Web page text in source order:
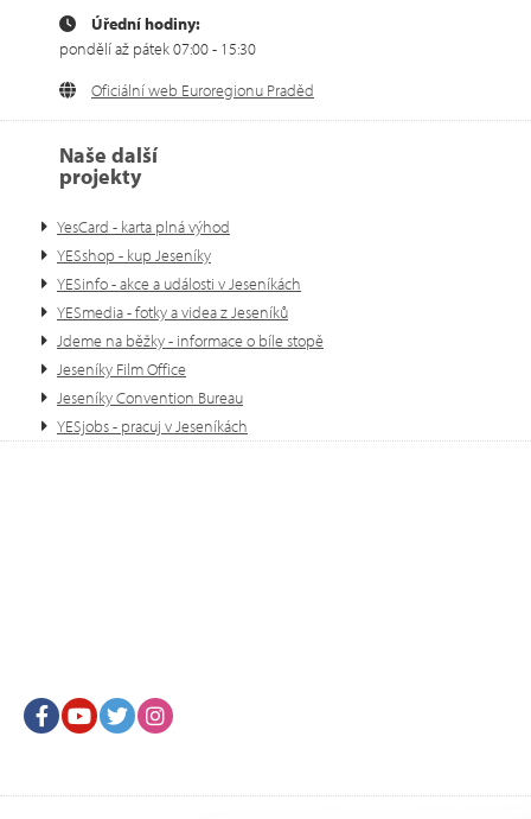
Úřední hodiny:
pondělí až pátek 07:00 - 15:30
Oficiální web Euroregionu Praděd
Naše další
projekty
YesCard - karta plná výhod
YESshop - kup Jeseníky
YESinfo - akce a události v Jeseníkách
YESmedia - fotky a videa z Jeseníků
Jdeme na běžky - informace o bíle stopě
Jeseníky Film Office
Jeseníky Convention Bureau
YESjobs - pracuj v Jeseníkách
FacebookYoutubeTwitter